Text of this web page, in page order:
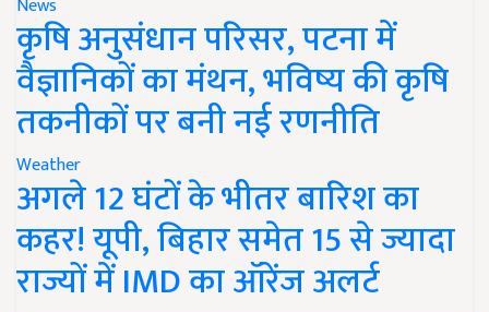
कृषि अनुसंधान परिसर, पटना में
वैज्ञानिकों का मंथन, भविष्य की कृषि
तकनीकों पर बनी नई रणनीति
Weather
अगले 12 घंटों के भीतर बारिश का
कहर! यूपी, बिहार समेत 15 से ज्यादा
राज्यों में IMD का ऑरेंज अलर्ट